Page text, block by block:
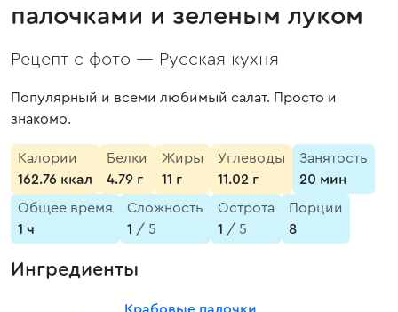
палочками и зеленым луком
Рецепт с фото — Русская кухня
Популярный и всеми любимый салат. Просто и
знакомо.
Калории
162.76 ккал
Белки
4.79 г
Жиры
11 г
Углеводы
11.02 г
Занятость
20 мин
Общее время
1 ч
Сложность
1 / 5
Острота
1 / 5
Порции
8
Ингредиенты